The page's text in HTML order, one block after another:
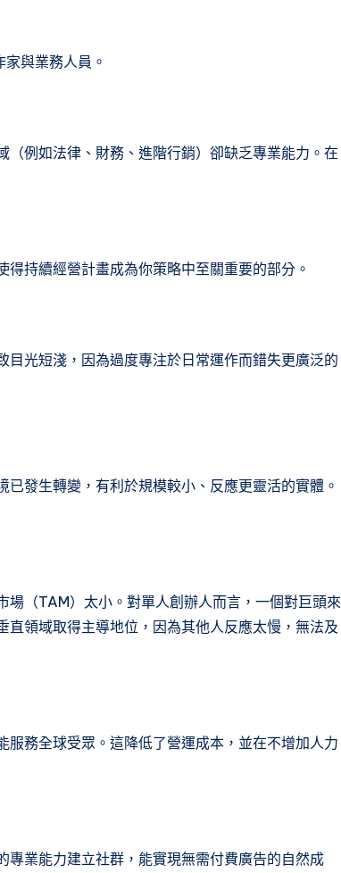
與業務人員。
例如法律、財務、進階行銷）卻缺乏專業能力。在
持續經營計畫成為你策略中至關重要的部分。
光短淺，因為過度專注於日常運作而錯失更廣泛的
發生轉變，有利於規模較小、反應更靈活的實體。
（TAM）太小。對單人創辦人而言，一個對巨頭來
領域取得主導地位，因為其他人反應太慢，無法及
務全球受眾。這降低了營運成本，並在不增加人力
業能力建立社群，能實現無需付費廣告的自然成